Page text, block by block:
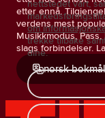
etter ennå.
verdens mest
Musikkmodus,
slags forbindelser.
norsk bokmål
nettstedet vårt,
om
trekke tilbake
dine.